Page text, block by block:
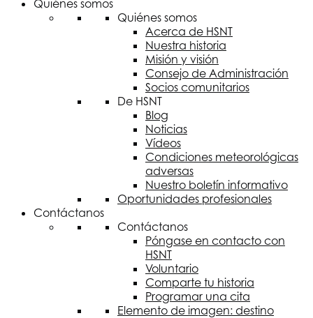
Quiénes somos
Quiénes somos
Acerca de HSNT
Nuestra historia
Misión y visión
Consejo de Administración
Socios comunitarios
De HSNT
Blog
Noticias
Vídeos
Condiciones meteorológicas
adversas
Nuestro boletín informativo
Oportunidades profesionales
Contáctanos
Contáctanos
Póngase en contacto con
HSNT
Voluntario
Comparte tu historia
Programar una cita
Elemento de imagen: destino